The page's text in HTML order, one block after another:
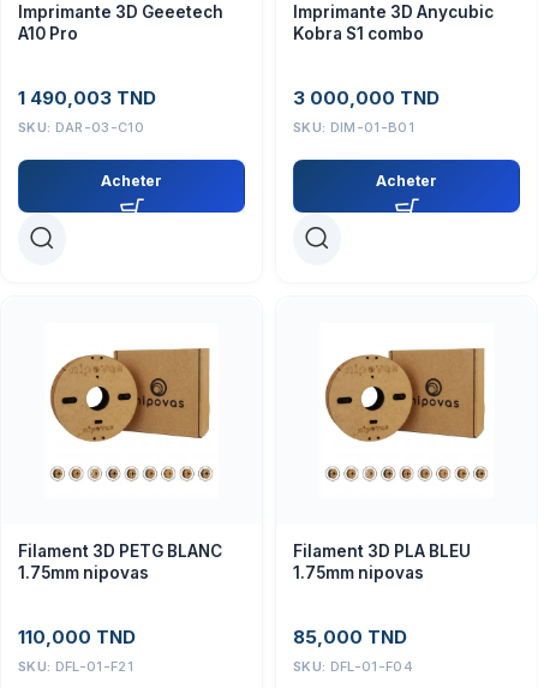
Imprimante 3D Geeetech
A10 Pro
1 490,003 TND
SKU: DAR-03-C10
Acheter
Imprimante 3D Anycubic
Kobra S1 combo
3 000,000 TND
SKU: DIM-01-B01
Acheter
Filament 3D PETG BLANC
1.75mm nipovas
110,000 TND
SKU: DFL-01-F21
Filament 3D PLA BLEU
1.75mm nipovas
85,000 TND
SKU: DFL-01-F04